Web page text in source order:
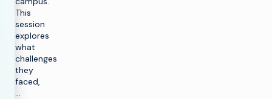
This
session
explores
what
challenges
they
faced,
…